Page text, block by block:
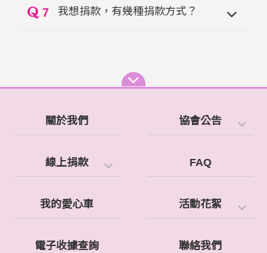
7 我想捐款，有幾種捐款方式？
關於我們 協會公告
線上捐款 FAQ
我的愛心車 活動花絮
電子收據查詢 聯絡我們